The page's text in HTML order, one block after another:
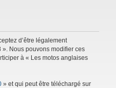
d’être légalement
Nous pouvons modifier ces
à « Les motos anglaises
» et qui peut être téléchargé sur